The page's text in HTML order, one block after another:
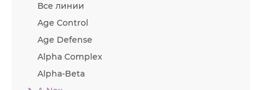
Все линии
Age Control
Age Defense
Alpha Complex
Alpha-Beta